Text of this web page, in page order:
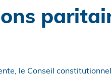
le Conseil